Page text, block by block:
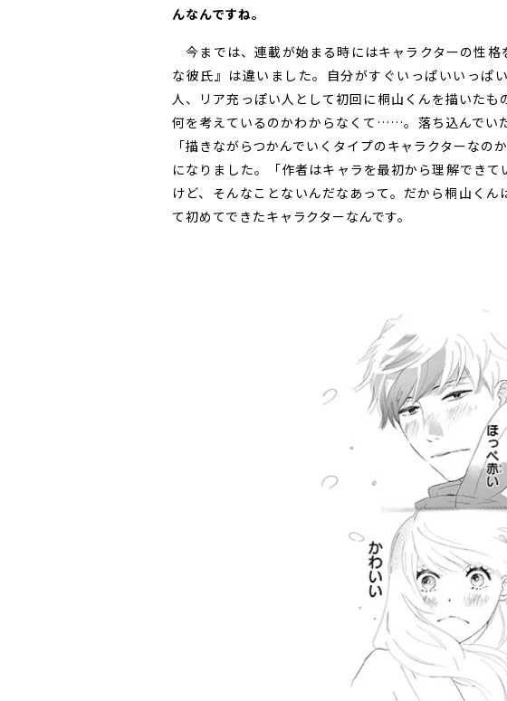
んなんですね。
今までは、連載が始まる時にはキャラクターの性格
な彼氏』は違いました。自分がすぐいっぱいいっぱ
人、リア充っぽい人として初回に桐山くんを描いたも
何を考えているのかわからなくて……。落ち込んでい
「描きながらつかんでいくタイプのキャラクターなの
になりました。「作者はキャラを最初から理解でき
けど、そんなことないんだなあって。だから桐山く
て初めてできたキャラクターなんです。